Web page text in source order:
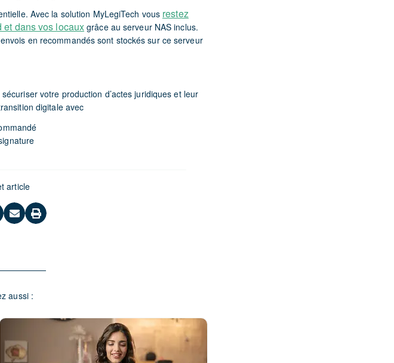
Avec la solution MyLegiTech vous restez
et dans vos locauxgrâce au serveur NAS inclus.
en recommandés sont stockés sur ce serveur
votre production d’actes juridiques et leur
digitale avec
article
aussi :